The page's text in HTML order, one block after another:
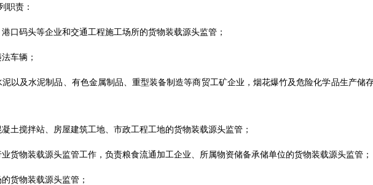
职责：
口码头等企业和交通工程施工场所的货物装载源头监管；
车辆；
泥以及水泥制品、有色金属制品、重型装备制造等商贸工矿企业，烟花爆竹及危险化学品生产储
土搅拌站、房屋建筑工地、市政工程工地的货物装载源头监管；
货物装载源头监管工作，负责粮食流通加工企业、所属物资储备承储单位的货物装载源头监管；
货物装载源头监管；